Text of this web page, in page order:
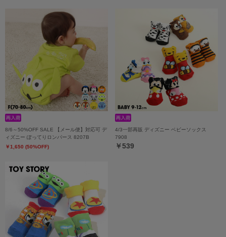
8/6～50%OFF SALE 【メール便】対応可 デ
ィズニー ぽってりロンパース 8207B
￥1,650 (50%OFF)
4/3一部再販 ディズニー ベビーソックス
7908
￥539